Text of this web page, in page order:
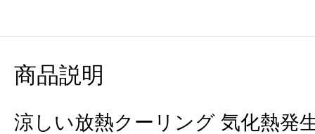
商品説明
涼しい放熱クーリング 気化熱発